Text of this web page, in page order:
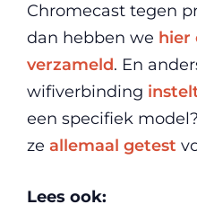
Chromecast tegen
dan hebben we hier
verzameld. En
wifiverbinding
een specifiek
ze allemaal getest
Lees ook: